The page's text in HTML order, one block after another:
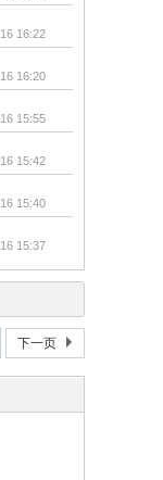
16:22
16:20
15:55
15:42
15:40
15:37
下一页